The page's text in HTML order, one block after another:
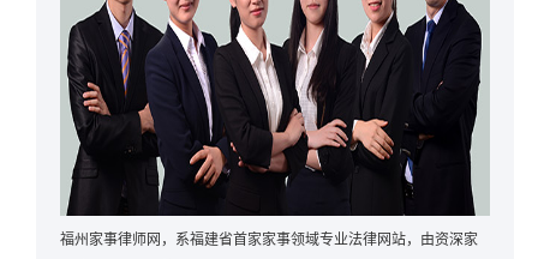
福州家事律师网，系福建省首家家事领域专业法律网站，由资深家